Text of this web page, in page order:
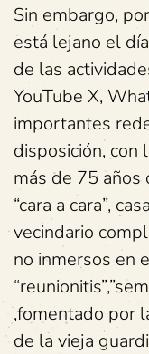
Sin embargo,
está lejano el
de las
YouTube X,
importantes
disposición, con
más de 75 años
“cara a cara”,
vecindario
no inmersos en
,fomentado por
de la vieja